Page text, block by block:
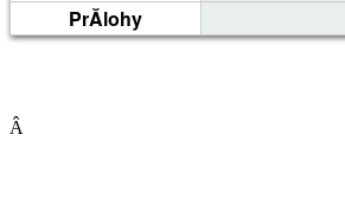
PrĂ­lohy
Â